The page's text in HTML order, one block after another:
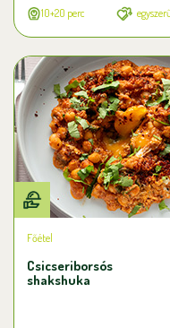
10+20 perc
Főétel
Csicseriborsós
shakshuka